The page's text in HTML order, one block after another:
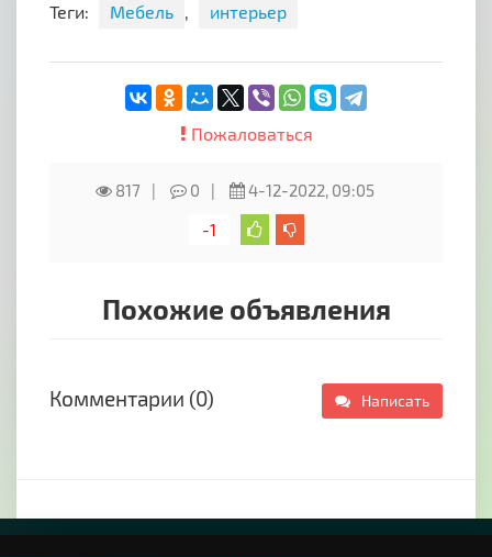
Теги: Мебель , интерьер
Пожаловаться
817 0
4-12-2022, 09:05
-1
Похожие объявления
Комментарии (0) Написать